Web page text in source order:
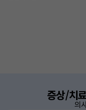
증상/치
의